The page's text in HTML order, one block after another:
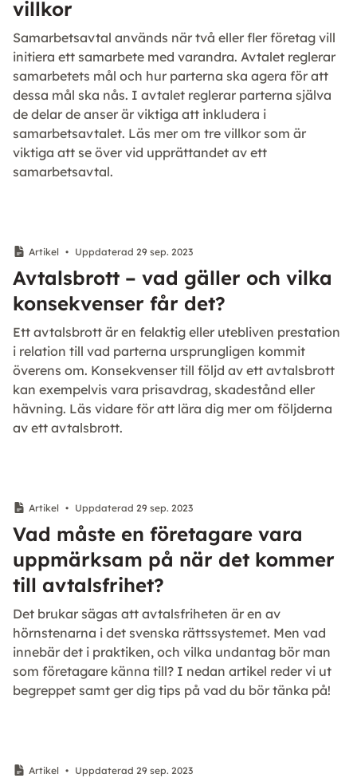
villkor
Samarbetsavtal används när två eller fler företag vill
initiera ett samarbete med varandra. Avtalet reglerar
samarbetets mål och hur parterna ska agera för att
dessa mål ska nås. I avtalet reglerar parterna själva
de delar de anser är viktiga att inkludera i
samarbetsavtalet. Läs mer om tre villkor som är
viktiga att se över vid upprättandet av ett
samarbetsavtal.
Artikel • Uppdaterad 29 sep. 2023
Avtalsbrott – vad gäller och vilka
konsekvenser får det?
Ett avtalsbrott är en felaktig eller utebliven prestation
i relation till vad parterna ursprungligen kommit
överens om. Konsekvenser till följd av ett avtalsbrott
kan exempelvis vara prisavdrag, skadestånd eller
hävning. Läs vidare för att lära dig mer om följderna
av ett avtalsbrott.
Artikel • Uppdaterad 29 sep. 2023
Vad måste en företagare vara
uppmärksam på när det kommer
till avtalsfrihet?
Det brukar sägas att avtalsfriheten är en av
hörnstenarna i det svenska rättssystemet. Men vad
innebär det i praktiken, och vilka undantag bör man
som företagare känna till? I nedan artikel reder vi ut
begreppet samt ger dig tips på vad du bör tänka på!
Artikel • Uppdaterad 29 sep. 2023